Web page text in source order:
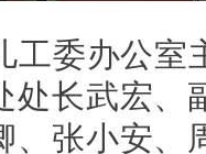
工委办公室
处长武宏、
、张小安、